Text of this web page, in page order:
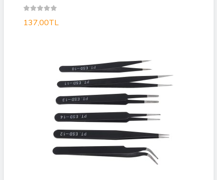
137,00TL